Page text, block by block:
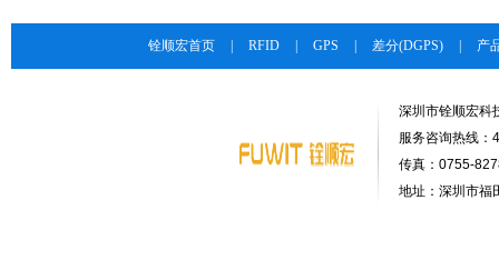
铨顺宏首页 RFID GPS 差分(DGPS) 产
深圳市铨顺宏科
服务咨询热线
传真：0755-
地址：深圳市福